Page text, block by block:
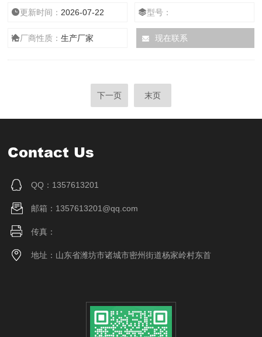
更新时间： 2026-07-22 型号：
厂商性质：生产厂家 现在联系
下一页 末页
Contact Us
QQ：1357613201
邮箱：1357613201@qq.com
传真：
地址：山东省潍坊市诸城市密州街道杨家岭村东首